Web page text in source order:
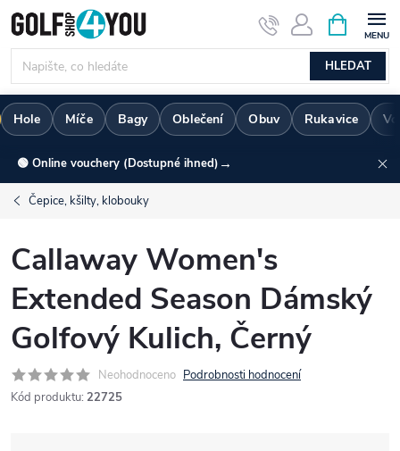
Přejít
na
obsah
HLEDAT
NÁKUPNÍ
KOŠÍK
Hole Míče Bagy Oblečení Obuv Rukavice
🟢 Online vouchery (Dostupné ihned) →
Čepice, kšilty, klobouky
Callaway Women's
Extended Season Dámský
Golfový Kulich, Černý
Neohodnoceno Podrobnosti hodnocení
Kód produktu: 22725